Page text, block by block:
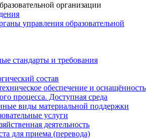
организации
управления образовательной
стандарты и требования
состав
обеспечение и оснащённость
процесса. Доступная среда
виды материальной поддержки
услуги
деятельность
для приема (перевода)